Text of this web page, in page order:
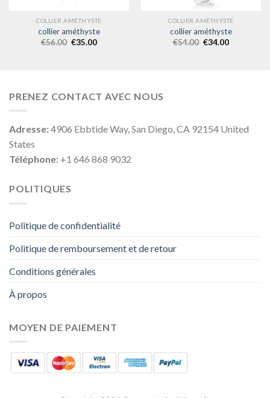
COLLIER AMÉTHYSTE
collier améthyste
€56.00 €35.00
COLLIER AMÉTHYSTE
collier améthyste
€54.00 €34.00
PRENEZ CONTACT AVEC NOUS
Adresse:4906 Ebbtide Way, San Diego, CA 92154 United
States
Téléphone: +1 646 868 9032
POLITIQUES
Politique de confidentialité
Politique de remboursement et de retour
Conditions générales
À propos
MOYEN DE PAIEMENT